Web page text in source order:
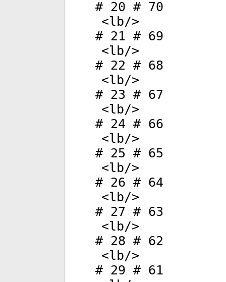
# 20 # 70
<lb/>
# 21 # 69
<lb/>
# 22 # 68
<lb/>
# 23 # 67
<lb/>
# 24 # 66
<lb/>
# 25 # 65
<lb/>
# 26 # 64
<lb/>
# 27 # 63
<lb/>
# 28 # 62
<lb/>
# 29 # 61